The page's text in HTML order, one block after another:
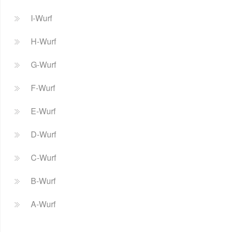
I-Wurf
H-Wurf
G-Wurf
F-Wurf
E-Wurf
D-Wurf
C-Wurf
B-Wurf
A-Wurf